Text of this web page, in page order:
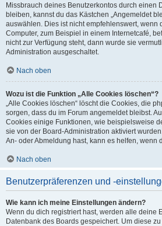
Missbrauch deines Benutzerkontos durch einen
bleiben, kannst du das Kästchen „Angemeldet
auswählen. Dies ist nicht empfehlenswert, wenn
Computer, zum Beispiel in einem Internetcafé,
nicht zur Verfügung steht, dann wurde sie
Administration ausgeschaltet.
Nach oben
Wozu ist die Funktion „Alle Cookies löschen“?
„Alle Cookies löschen“ löscht die Cookies, die
sorgen, dass du im Forum angemeldet bleibst.
Cookies einige Funktionen, wie beispielsweise
sie von der Board-Administration aktiviert
An- oder Abmeldung hast, kann es helfen, wenn
Nach oben
Benutzerpräferenzen und -
Wie kann ich meine Einstellungen ändern?
Wenn du dich registriert hast, werden alle deine
Datenbank des Boards gespeichert. Um diese